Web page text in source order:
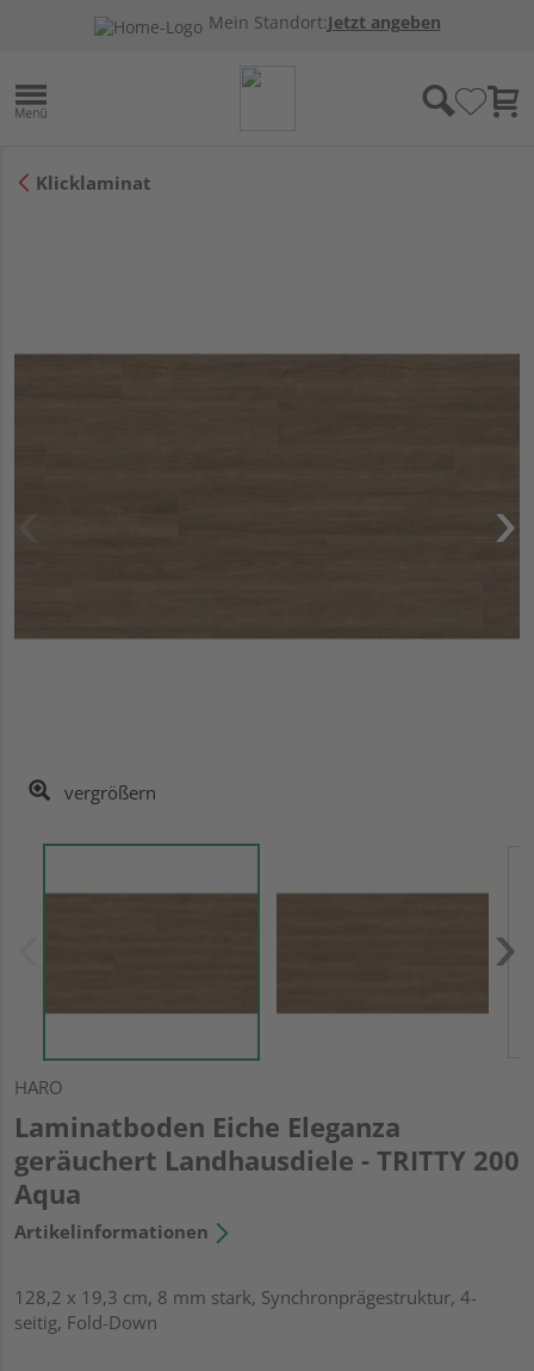
Mein Standort:Jetzt angeben
Klicklaminat
vergrößern
HARO
Laminatboden Eiche Eleganza
geräuchert Landhausdiele - TRITTY 200
Aqua
Artikelinformationen
128,2 x 19,3 cm, 8 mm stark, Synchronprägestruktur, 4-
seitig, Fold-Down